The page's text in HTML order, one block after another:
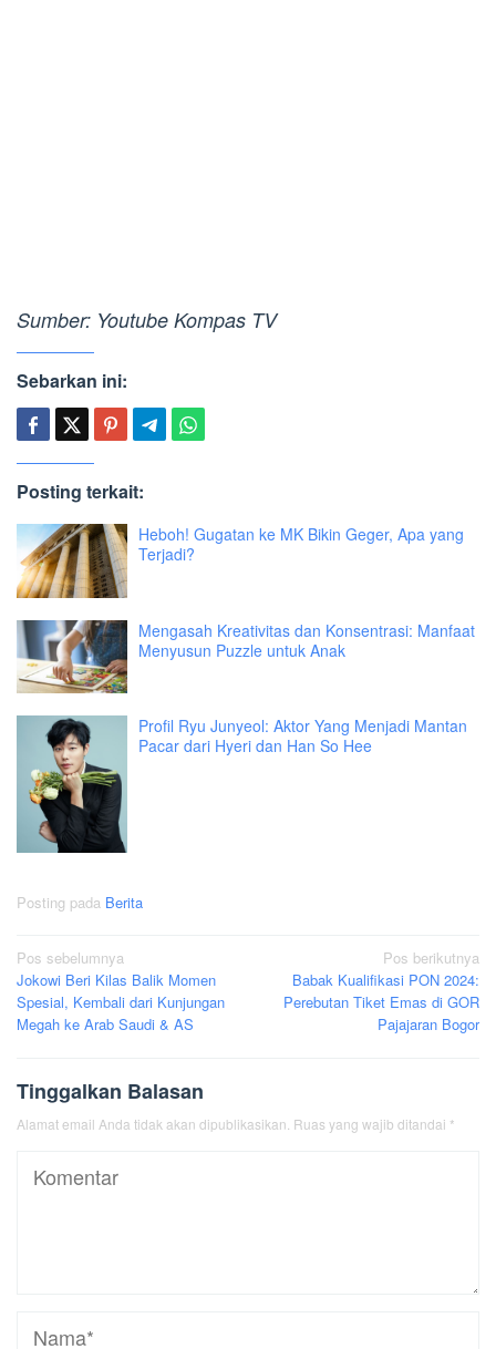
Sumber: Youtube Kompas TV
Sebarkan ini:
Posting terkait:
Heboh! Gugatan ke MK Bikin Geger, Apa yang
Terjadi?
Mengasah Kreativitas dan Konsentrasi: Manfaat
Menyusun Puzzle untuk Anak
Profil Ryu Junyeol: Aktor Yang Menjadi Mantan
Pacar dari Hyeri dan Han So Hee
Posting pada Berita
Navigasi
pos
Pos sebelumnya
Jokowi Beri Kilas Balik Momen
Spesial, Kembali dari Kunjungan
Megah ke Arab Saudi & AS
Pos berikutnya
Babak Kualifikasi PON 2024:
Perebutan Tiket Emas di GOR
Pajajaran Bogor
Tinggalkan Balasan
Alamat email Anda tidak akan dipublikasikan. Ruas yang wajib ditandai *